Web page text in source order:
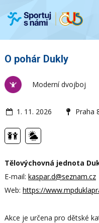
O pohár Dukly
Moderní dvojboj
1. 11. 2026 Praha
Tělovýchovná jednota
E-mail: kaspar.d@seznam.cz
Web: https://
Akce je určena pro dětské